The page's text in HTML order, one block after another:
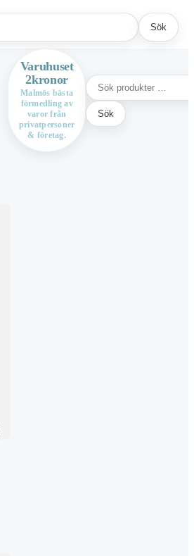
Sök
Varuhuset
2kronor
Malmös bästa
förmedling av
varor från
privatpersoner
& företag.
Sök
efter:
Sök